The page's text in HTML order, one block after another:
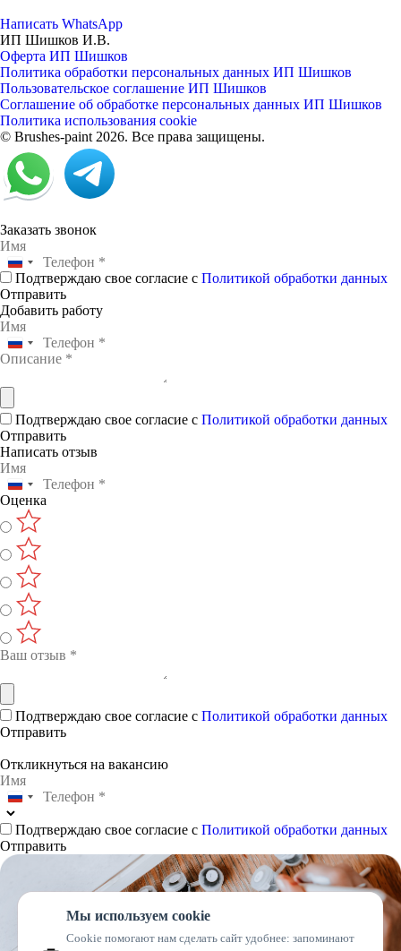
Написать WhatsApp
ИП Шишков И.В.
Оферта ИП Шишков
Политика обработки персональных данных ИП Шишков
Пользовательское соглашение ИП Шишков
Соглашение об обработке персональных данных ИП Шишков
Политика использования cookie
© Brushes-paint 2026. Все права защищены.
Заказать звонок
Подтверждаю свое согласие с Политикой обработки данных
Отправить
Добавить работу
Подтверждаю свое согласие с Политикой обработки данных
Отправить
Написать отзыв
Оценка
Подтверждаю свое согласие с Политикой обработки данных
Отправить
Откликнуться на вакансию
Подтверждаю свое согласие с Политикой обработки данных
Отправить
Мы используем cookie
Cookie помогают нам сделать сайт удобнее: запоминают